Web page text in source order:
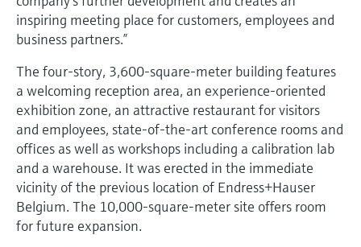
Найти, выбрать и настроить продукты,
используя параметры приложения
Получение информации о
приборе
Введите серийный номер прибора с
заводской таблички Endress+Hauser и
получите доступ к подробной информации
по этому прибору (инструкции по
эксплуатации, техописание, замещающие
продукты и данные о запчастях).
Поиск запасных частей
Найти запасные части по корневому
продукту, коду заказа или серийному
Level measurement with pressure
Купить всё
Memosens technology
Купить всё
Купить всё
промышленности посредством
цифровизации
Операционная эффективность
производства благодаря
прозрачности технологических
процессов на уровне принятия
решений
inspiring meeting place for customers, employees and
business partners.”
The four-story, 3,600-square-meter building features
a welcoming reception area, an experience-oriented
exhibition zone, an attractive restaurant for visitors
and employees, state-of-the-art conference rooms and
offices as well as workshops including a calibration lab
and a warehouse. It was erected in the immediate
vicinity of the previous location of Endress+Hauser
Belgium. The 10,000-square-meter site offers room
for future expansion.